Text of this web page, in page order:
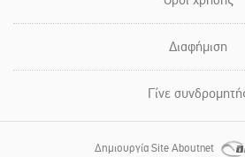
Διαφήμιση
Γίνε
Δημιουργία Site Aboutnet